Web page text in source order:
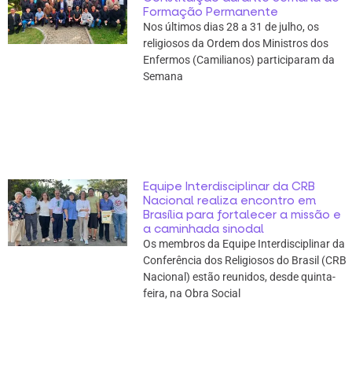
Formação Permanente
Nos últimos dias 28 a 31 de julho, os
religiosos da Ordem dos Ministros dos
Enfermos (Camilianos) participaram da
Semana
Equipe Interdisciplinar da CRB
Nacional realiza encontro em
Brasília para fortalecer a missão e
a caminhada sinodal
Os membros da Equipe Interdisciplinar da
Conferência dos Religiosos do Brasil (CRB
Nacional) estão reunidos, desde quinta-
feira, na Obra Social